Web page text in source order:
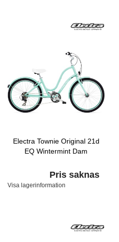
Electra Townie Original 21d
EQ Wintermint Dam
Pris saknas
Visa lagerinformation